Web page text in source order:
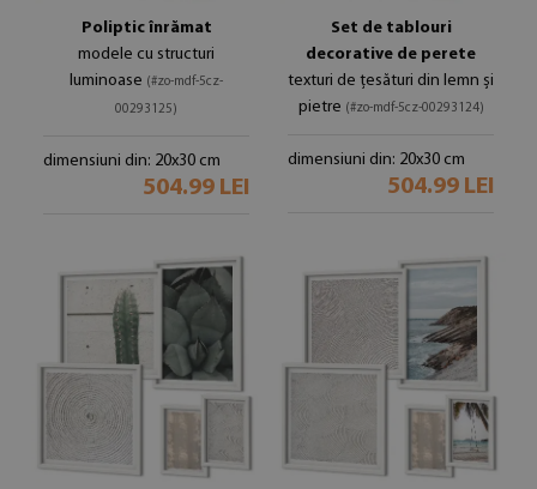
Poliptic înrămat
modele cu structuri
luminoase (#zo-mdf-5cz-
00293125)
dimensiuni din: 20x30 cm
504.99 LEI
Set de tablouri
decorative de perete
texturi de țesături din lemn și
pietre (#zo-mdf-5cz-00293124)
dimensiuni din: 20x30 cm
504.99 LEI